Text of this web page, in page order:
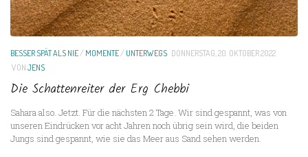
BESSER SPÄT ALS NIE/MOMENTE/UNTERWEGS DONNERSTAG, 20. OKTOBER 2022
VONJENS
Die Schattenreiter der Erg Chebbi
Sahara also. Jetzt. Für die nächsten 2 Tage. Wir sind gespannt, was von
unseren Eindrücken vor acht Jahren noch übrig sein wird, die beiden
Jungs sind gespannt, wie sie das Meer aus Sand sehen werden.